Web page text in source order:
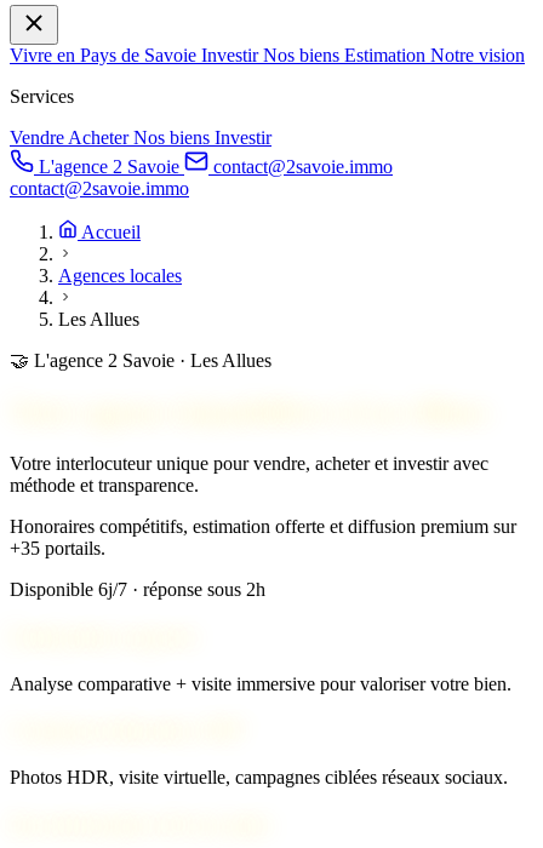
Vivre en Pays de Savoie InvestirNos biens Estimation Notre vision
Services
VendreAcheterNos biens Investir
L'agence 2 Savoie
contact@2savoie.immo
contact@2savoie.immo
Accueil
Agences locales
Les Allues
🤝 L'agence 2 Savoie · Les Allues
Votre interlocuteur unique pour vendre, acheter et investir avec
méthode et transparence.
Honoraires compétitifs, estimation offerte et diffusion premium sur
+35 portails.
Disponible 6j/7 · réponse sous 2h
Analyse comparative + visite immersive pour valoriser votre bien.
Photos HDR, visite virtuelle, campagnes ciblées réseaux sociaux.